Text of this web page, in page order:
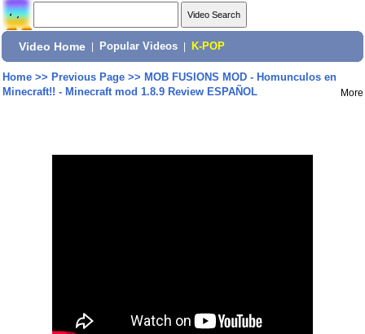
Video Home Popular Videos K-POP
Home>> Previous Page>> MOB FUSIONS MOD - Homunculos en
Minecraft!! - Minecraft mod 1.8.9 Review ESPAÑOL
More